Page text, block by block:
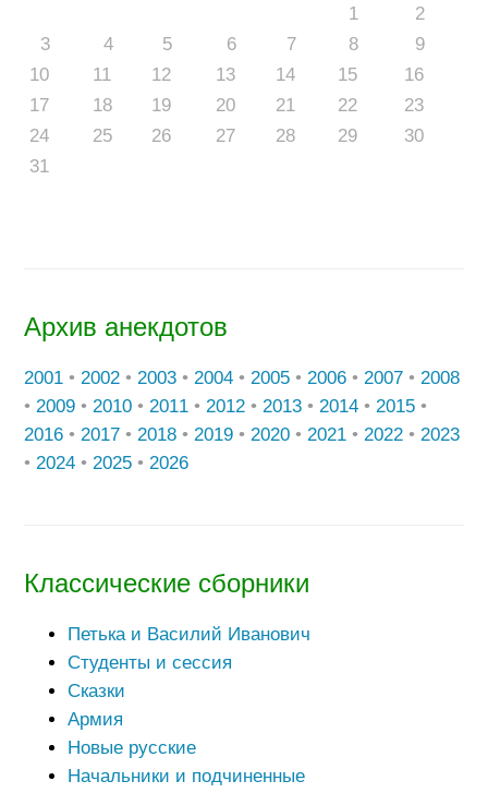
1
2
3
4 5 6 7 8
9
10
11 12 13 14 15
16
17
18 19 20 21 22
23
24
25 26 27 28 29
30
31
Архив анекдотов
2001 • 2002 • 2003 • 2004 • 2005 • 2006 • 2007 • 2008
• 2009 • 2010 • 2011 • 2012 • 2013 • 2014 • 2015 •
2016 • 2017 • 2018 • 2019 • 2020 • 2021 • 2022 • 2023
• 2024 • 2025 • 2026
Классические сборники
Петька и Василий Иванович
Студенты и сессия
Сказки
Армия
Новые русские
Начальники и подчиненные